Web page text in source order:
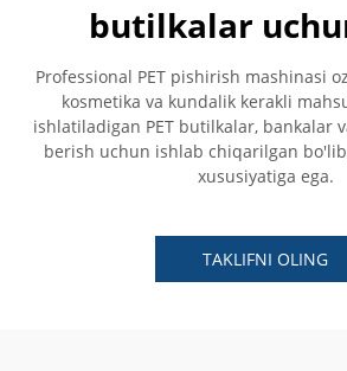
butilkalar
Professional PET pishirish mashinasi
kosmetika va kundalik kerakli
ishlatiladigan PET butilkalar, bankalar
berish uchun ishlab chiqarilgan
xususiyatiga ega.
TAKLIFNI OLING